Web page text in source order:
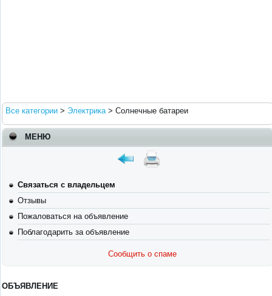
Все категории > Электрика> Солнечные батареи
МЕНЮ
Связаться с владельцем
Отзывы
Пожаловаться на объявление
Поблагодарить за объявление
Сообщить о спаме
ОБЪЯВЛЕНИЕ